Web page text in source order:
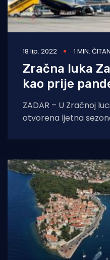
18 lip. 2022 1 MIN.
Zračna luka
kao prije
ZADAR – U Zračnoj
otvorena ljetna
zračne